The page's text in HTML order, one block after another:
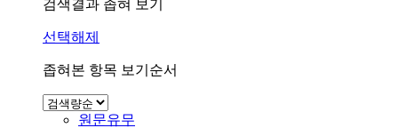
검색결과 좁혀 보기
선택해제
좁혀본 항목 보기순서
원문유무